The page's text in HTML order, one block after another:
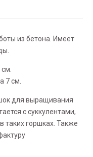
из бетона. Имеет
7 см.
для выращивания
с суккулентами,
таких горшках. Также